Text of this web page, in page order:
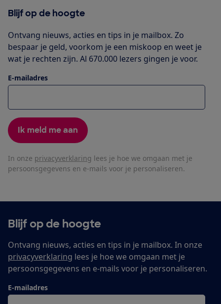
Blijf op de hoogte
Ontvang nieuws, acties en tips in je mailbox. Zo
bespaar je geld, voorkom je een miskoop en weet je
wat je rechten zijn. Al 670.000 lezers gingen je voor.
E-mailadres
Ik meld me aan
In onze privacyverklaring lees je hoe we omgaan met je
persoonsgegevens en e-mails voor je personaliseren.
Blijf op de hoogte
Ontvang nieuws, acties en tips in je mailbox. In onze
privacyverklaring lees je hoe we omgaan met je
persoonsgegevens en e-mails voor je personaliseren.
E-mailadres